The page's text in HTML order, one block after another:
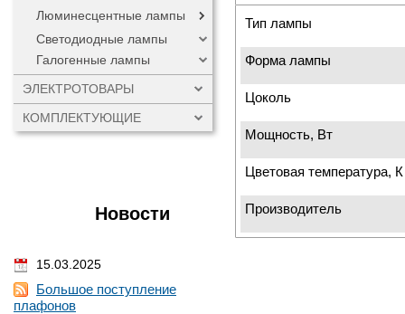
Люминесцентные лампы
Светодиодные лампы
Галогенные лампы
ЭЛЕКТРОТОВАРЫ
КОМПЛЕКТУЮЩИЕ
Новости
15.03.2025
Большое поступление
плафонов
Тип лампы
Форма лампы
Цоколь
Мощность, Вт
Цветовая температура, К
Производитель